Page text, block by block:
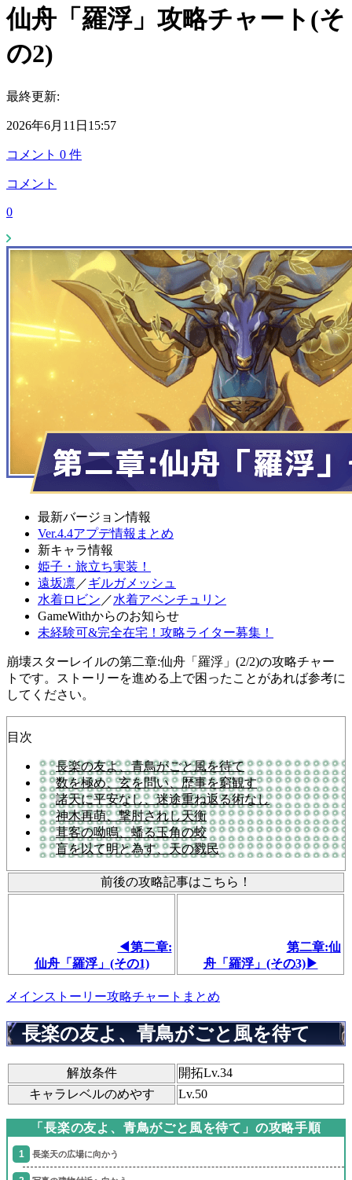
仙舟「羅浮」攻略チャート(そ
の2)
最終更新:
2026年6月11日15:57
コメント 0 件
コメント
0
最新バージョン情報
Ver.4.4アプデ情報まとめ
新キャラ情報
姫子・旅立ち実装！
遠坂凛／ギルガメッシュ
水着ロビン ／水着アベンチュリン
GameWithからのお知らせ
未経験可&完全在宅！攻略ライター募集！
崩壊スターレイルの第二章:仙舟「羅浮」(2/2)の攻略チャー
トです。ストーリーを進める上で困ったことがあれば参考に
してください。
目次
長楽の友よ、青鳥がごと風を待て
数を極め、玄を問い、歴事を窮観す
諸天に平安なし、迷途重ね返る術なし
神木再萌、撃肘されし天衡
茸客の呦鳴、蟠る玉角の蛟
盲を以て明と為す、天の戮民
前後の攻略記事はこちら！
◀第二章:
仙舟「羅浮」(その1)
第二章:仙
舟「羅浮」(その3)▶
メインストーリー攻略チャートまとめ
長楽の友よ、青鳥がごと風を待て
解放条件
開拓Lv.34
キャラレベルのめやす
Lv.50
「長楽の友よ、青鳥がごと風を待て」の攻略手順
長楽天の広場に向かう